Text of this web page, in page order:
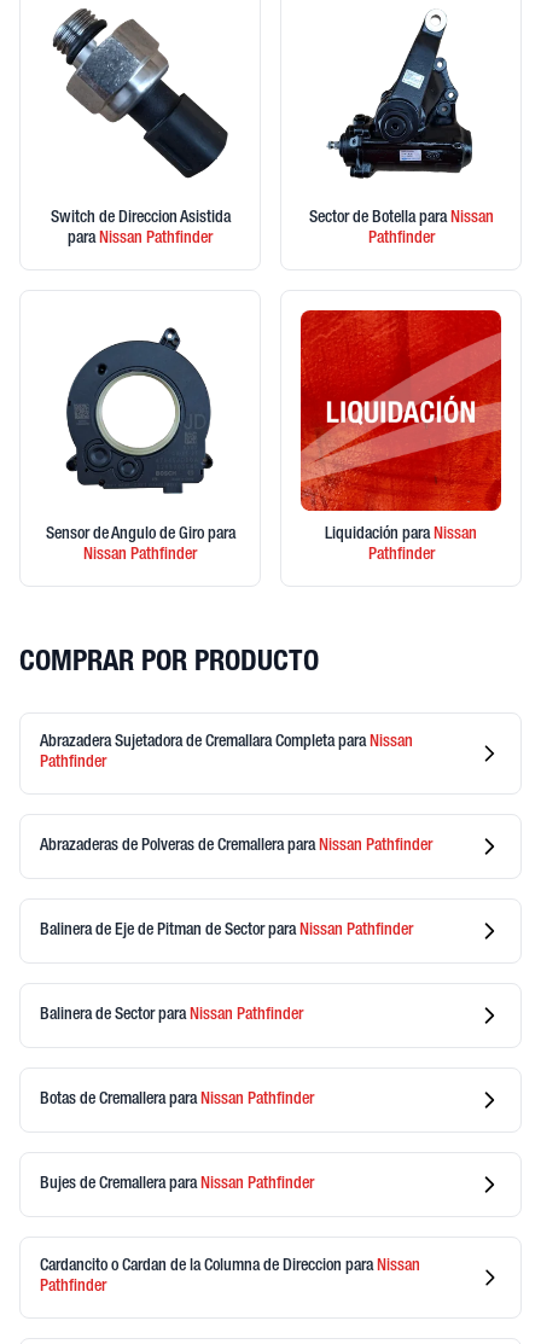
Switch de Direccion Asistida
paraNissan Pathfinder
Sector de Botella paraNissan
Pathfinder
Sensor de Angulo de Giro para
Nissan Pathfinder
Liquidación paraNissan
Pathfinder
COMPRAR POR PRODUCTO
Abrazadera Sujetadora de Cremallara Completa paraNissan
Pathfinder
Abrazaderas de Polveras de Cremallerapara Nissan Pathfinder
Balinera de Eje de Pitman de Sectorpara Nissan Pathfinder
Balinera de Sectorpara Nissan Pathfinder
Botas de Cremallerapara Nissan Pathfinder
Bujes de Cremallerapara Nissan Pathfinder
Cardancito o Cardan de la Columna de Direccion paraNissan
Pathfinder